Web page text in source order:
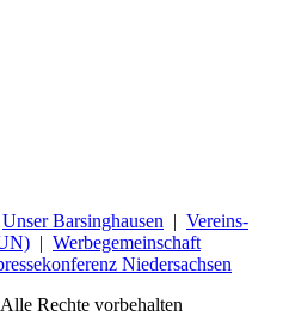
Unser Barsinghausen | Vereins-
| Werbegemeinschaft
Niedersachsen
Rechte vorbehalten